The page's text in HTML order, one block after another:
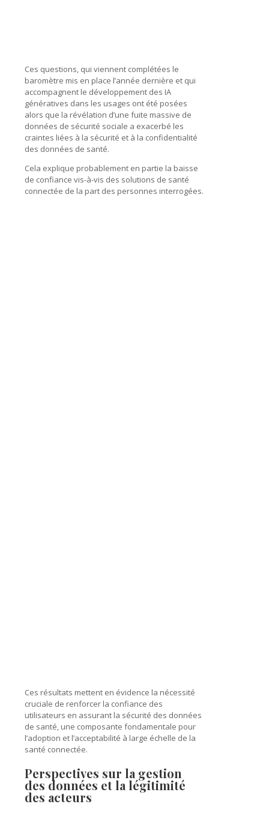
Ces questions, qui viennent complétées le
baromètre mis en place l’année dernière et qui
accompagnent le développement des IA
génératives dans les usages ont été posées
alors que la révélation d’une fuite massive de
données de sécurité sociale a exacerbé les
craintes liées à la sécurité et à la confidentialité
des données de santé.
Cela explique probablement en partie la baisse
de confiance vis-à-vis des solutions de santé
connectée de la part des personnes interrogées.
Ces résultats mettent en évidence la nécessité
cruciale de renforcer la confiance des
utilisateurs en assurant la sécurité des données
de santé, une composante fondamentale pour
l’adoption et l’acceptabilité à large échelle de la
santé connectée.
Perspectives sur la gestion
des données et la légitimité
des acteurs